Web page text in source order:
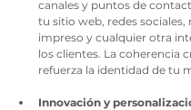
canales y puntos de
tu sitio web, redes sociales,
impreso y cualquier otra
los clientes. La coherencia
refuerza la identidad de tu
Innovación y